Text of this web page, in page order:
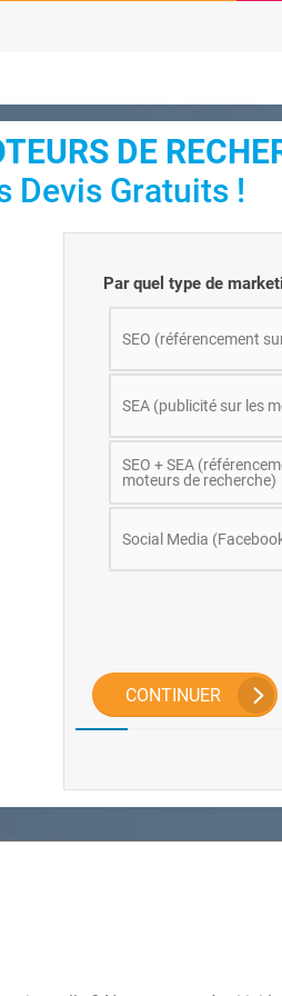
DE
Devis Gratuits !
Par quel type de
SEO (référencement
SEA (publicité sur les
SEO + SEA
moteurs de recherche)
Social Media
CONTINUER